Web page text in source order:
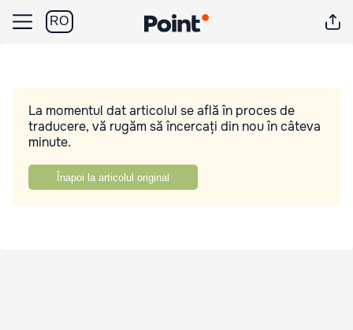
RO
La momentul dat articolul se află în proces de
traducere, vă rugăm să încercați din nou în câteva
minute.
Înapoi la articolul original